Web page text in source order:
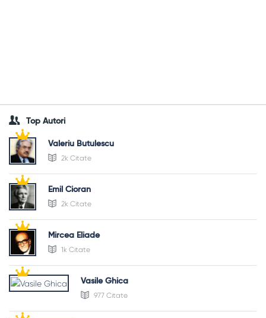
Top Autori
Valeriu Butulescu
2k Citate
Emil Cioran
2k Citate
Mircea Eliade
1k Citate
Vasile Ghica
977 Citate